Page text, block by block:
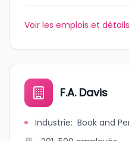
Voir les emplois et détails
F.A. Davis
Industrie: Book and